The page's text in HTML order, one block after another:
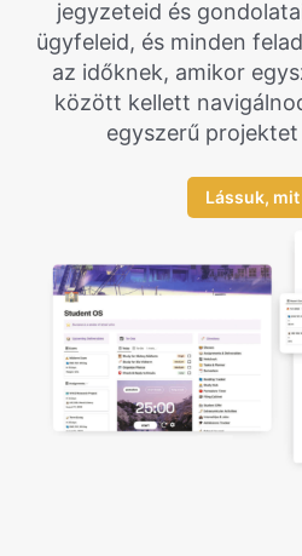
jegyzeteid és
ügyfeleid, és minden
az időknek, amikor
között kellett
egyszerű
Lássuk,